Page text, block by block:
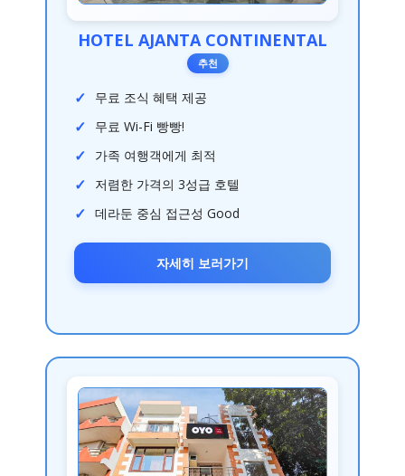
HOTEL AJANTA CONTINENTAL
추천
무료 조식 혜택 제공
무료 Wi-Fi 빵빵!
가족 여행객에게 최적
저렴한 가격의 3성급 호텔
데라둔 중심 접근성 Good
자세히 보러가기